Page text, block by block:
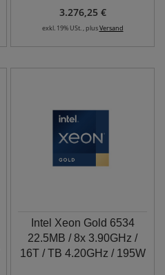
3.276,25 €
exkl. 19% USt. , plusVersand
Intel Xeon Gold 6534
22.5MB / 8x 3.90GHz /
16T / TB 4.20GHz / 195W